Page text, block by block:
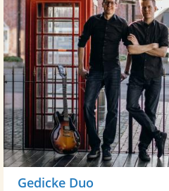
Gedicke Duo